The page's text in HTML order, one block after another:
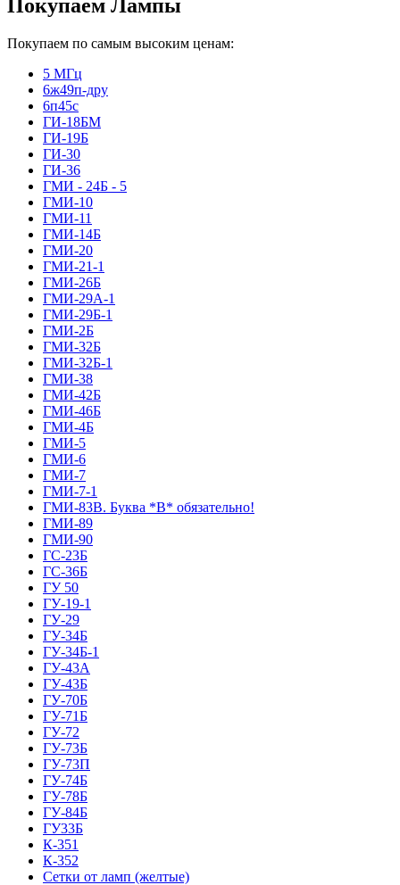
Покупаем Лампы
Покупаем по самым высоким ценам:
5 МГц
6ж49п-дру
6п45с
ГИ-18БМ
ГИ-19Б
ГИ-30
ГИ-36
ГМИ - 24Б - 5
ГМИ-10
ГМИ-11
ГМИ-14Б
ГМИ-20
ГМИ-21-1
ГМИ-26Б
ГМИ-29А-1
ГМИ-29Б-1
ГМИ-2Б
ГМИ-32Б
ГМИ-32Б-1
ГМИ-38
ГМИ-42Б
ГМИ-46Б
ГМИ-4Б
ГМИ-5
ГМИ-6
ГМИ-7
ГМИ-7-1
ГМИ-83В. Буква *В* обязательно!
ГМИ-89
ГМИ-90
ГС-23Б
ГС-36Б
ГУ 50
ГУ-19-1
ГУ-29
ГУ-34Б
ГУ-34Б-1
ГУ-43А
ГУ-43Б
ГУ-70Б
ГУ-71Б
ГУ-72
ГУ-73Б
ГУ-73П
ГУ-74Б
ГУ-78Б
ГУ-84Б
ГУ33Б
К-351
К-352
Сетки от ламп (желтые)